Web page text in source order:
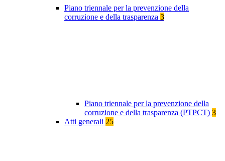
Piano triennale per la prevenzione della
corruzione e della trasparenza 3
Piano triennale per la prevenzione della
corruzione e della trasparenza (PTPCT) 3
Atti generali 25